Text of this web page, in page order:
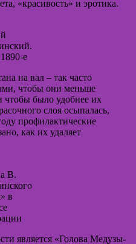
«красивость» и эротика.
е
на вал – так часто
чтобы они меньше
чтобы было удобнее их
слоя осыпалась,
профилактические
как их удаляет
В.
в
является «Голова Медузы-